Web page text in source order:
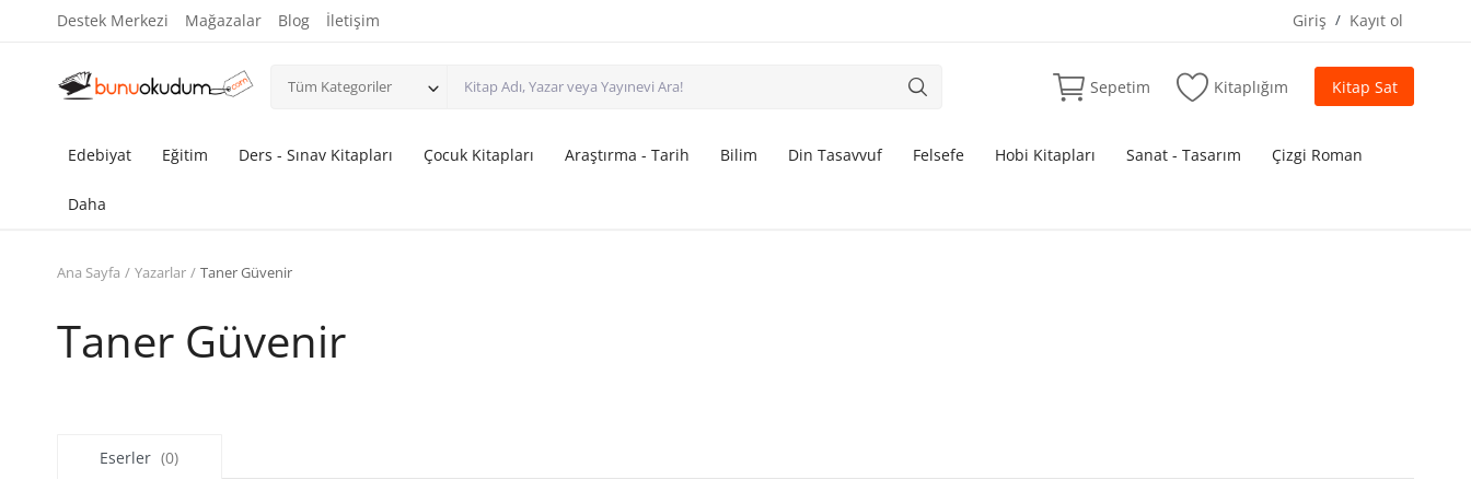
Destek Merkezi Mağazalar Blog İletişim Giriş / Kayıt ol
Tüm Kategoriler Sepetim Kitaplığım Kitap Sat
Edebiyat Eğitim Ders - Sınav Kitapları Çocuk Kitapları Araştırma - Tarih Bilim Din Tasavvuf Felsefe Hobi Kitapları Sanat - Tasarım Çizgi Roman
Daha
Ana Sayfa Yazarlar Taner Güvenir
Taner Güvenir
Eserler (0)